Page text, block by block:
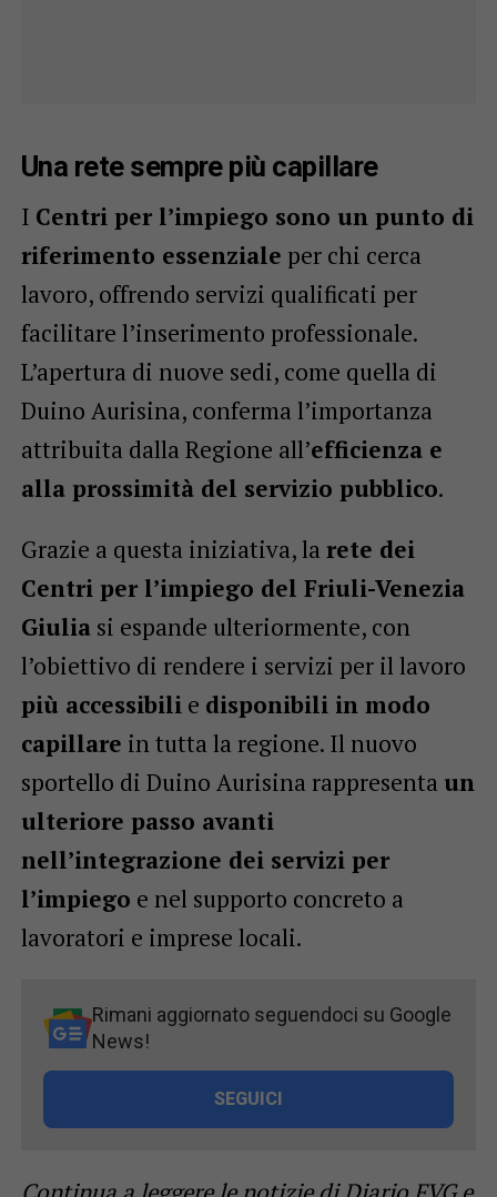
Una rete sempre più capillare
I Centri per l’impiego sono un punto di
riferimento essenziale per chi cerca
lavoro, offrendo servizi qualificati per
facilitare l’inserimento professionale.
L’apertura di nuove sedi, come quella di
Duino Aurisina, conferma l’importanza
attribuita dalla Regione all’efficienza e
alla prossimità del servizio pubblico.
Grazie a questa iniziativa, la rete dei
Centri per l’impiego del Friuli-Venezia
Giuliasi espande ulteriormente, con
l’obiettivo di rendere i servizi per il lavoro
più accessibilie disponibili in modo
capillare in tutta la regione. Il nuovo
sportello di Duino Aurisina rappresenta un
ulteriore passo avanti
nell’integrazione dei servizi per
l’impiego e nel supporto concreto a
lavoratori e imprese locali.
Rimani aggiornato seguendoci su Google
News!
SEGUICI